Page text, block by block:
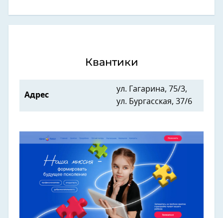
Квантики
Адрес
ул. Гагарина, 75/3,
ул. Бургасская, 37/6